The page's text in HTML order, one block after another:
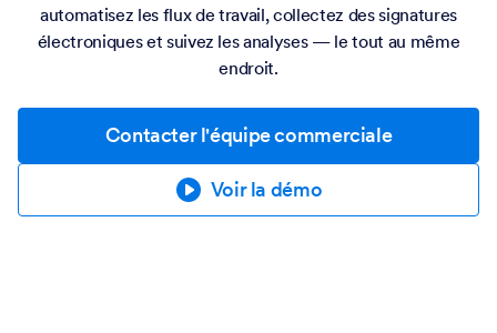
automatisez les flux de travail, collectez des signatures
électroniques et suivez les analyses — le tout au même
endroit.
Contacter l'équipe commerciale
Voir la démo